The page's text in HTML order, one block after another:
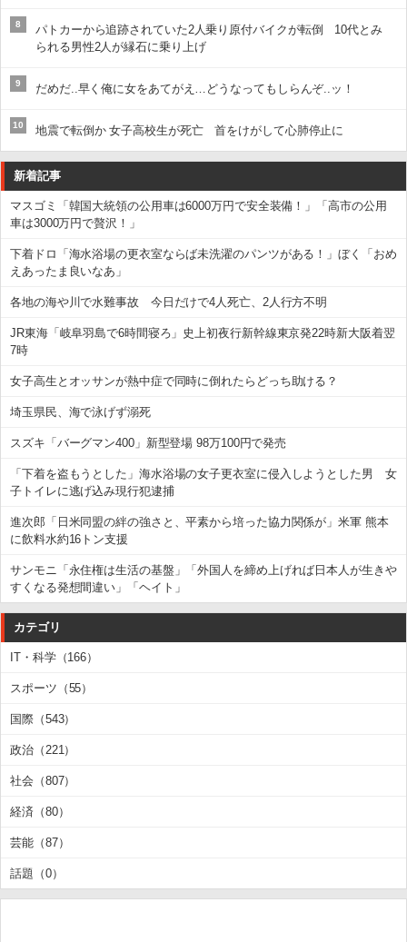
8
パトカーから追跡されていた2人乗り原付バイクが転倒 10代とみ
られる男性2人が縁石に乗り上げ
9 だめだ..早く俺に女をあてがえ…どうなってもしらんぞ..ッ！
10 地震で転倒か 女子高校生が死亡 首をけがして心肺停止に
新着記事
マスゴミ「韓国大統領の公用車は6000万円で安全装備！」「高市の公用
車は3000万円で贅沢！」
下着ドロ「海水浴場の更衣室ならば未洗濯のパンツがある！」ぼく「おめ
えあったま良いなあ」
各地の海や川で水難事故 今日だけで4人死亡、2人行方不明
JR東海「岐阜羽島で6時間寝ろ」史上初夜行新幹線東京発22時新大阪着翌
7時
女子高生とオッサンが熱中症で同時に倒れたらどっち助ける？
埼玉県民、海で泳げず溺死
スズキ「バーグマン400」新型登場 98万100円で発売
「下着を盗もうとした」海水浴場の女子更衣室に侵入しようとした男 女
子トイレに逃げ込み現行犯逮捕
進次郎「日米同盟の絆の強さと、平素から培った協力関係が」米軍 熊本
に飲料水約16トン支援
サンモニ「永住権は生活の基盤」「外国人を締め上げれば日本人が生きや
すくなる発想間違い」「ヘイト」
カテゴリ
IT・科学（166）
スポーツ（55）
国際（543）
政治（221）
社会（807）
経済（80）
芸能（87）
話題（0）